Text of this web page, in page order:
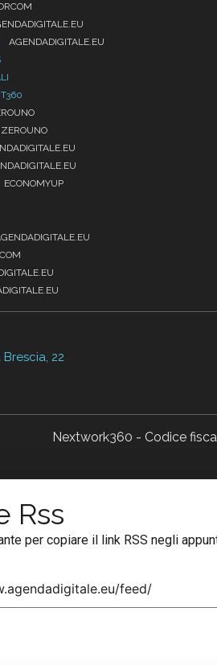
AGENDADIGITALE.EU
ZEROUNO
ECONOMYUP
22
Nextwork360 - Codice
Rss
per copiare il link RSS negli